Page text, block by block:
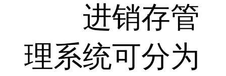
进销存管
理系统可分为